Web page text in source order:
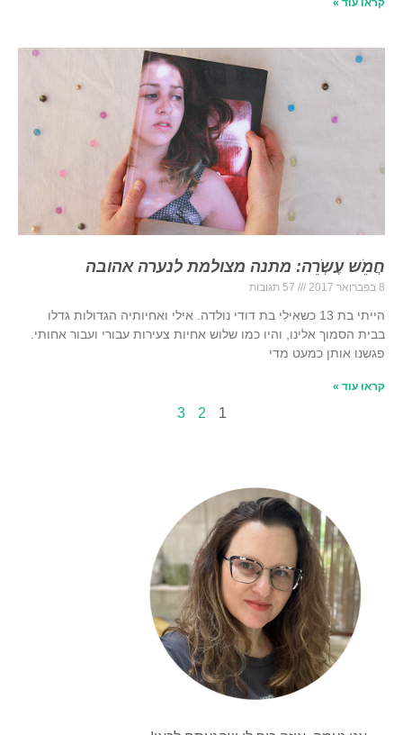
חֲמֵֹש עֶשְֹרֵה: מתנה מצולמת לנערה אהובה
8 בפברואר 2017
הייתי בת 13 כשאִילִי בת דודי נולדה. אילי ואחיותיה הגדולות גדלו
בבית הסמוך אלינו, והיו כמו שלוש אחיות צעירות עבורי ועבור אחותי.
פגשנו אותן כמעט מדי
קראו עוד »
1
2
3